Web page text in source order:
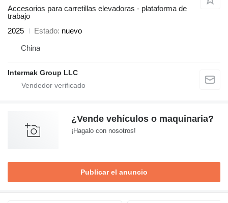
Accesorios para carretillas elevadoras - plataforma de
trabajo
2025
Estado nuevo
China
Intermak Group LLC
¿Vende vehículos o maquinaria?
¡Hagalo con nosotros!
Publicar el anuncio